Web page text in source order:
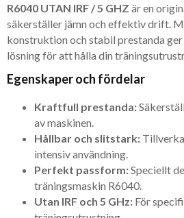
R6040 UTAN IRF / 5 GHZ är en
säkerställer jämn och effektiv drift.
konstruktion och stabil prestanda
lösning för att hålla din
Egenskaper och fördelar
Kraftfull prestanda:
av maskinen.
Hållbar och slitstark:
intensiv användning.
Perfekt passform:Speciellt
träningsmaskin R6040.
Utan IRF och 5 GHz: För